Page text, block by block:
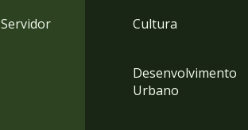
Servidor Cultura
Desenvolvimento
Urbano